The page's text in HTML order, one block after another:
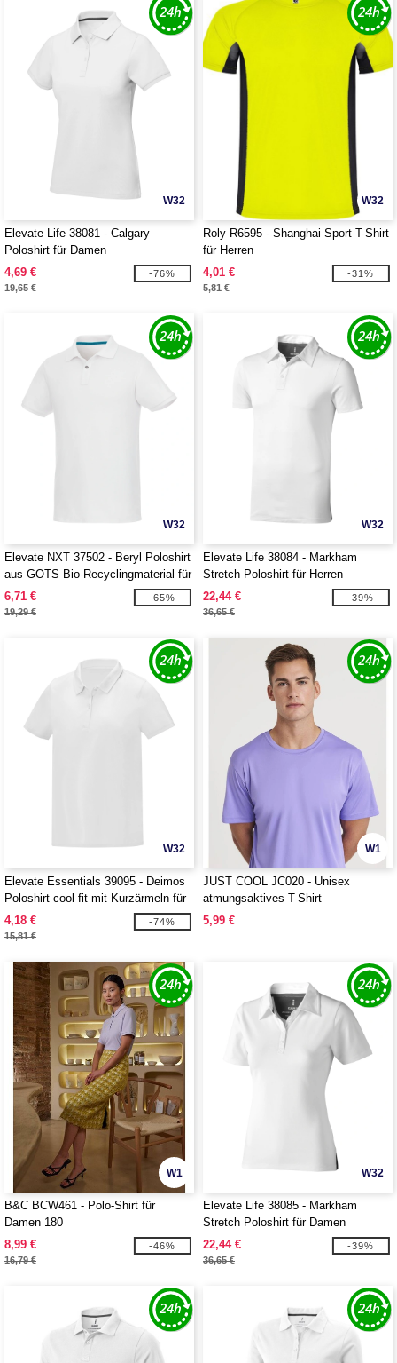
W32
Elevate Life 38081 - Calgary
Poloshirt für Damen
4,69 €
19,65 €
-76%
W32
Roly R6595 - Shanghai Sport T-Shirt
für Herren
4,01 €
5,81 €
-31%
W32
Elevate NXT 37502 - Beryl Poloshirt
aus GOTS Bio-Recyclingmaterial für
Herren
6,71 €
19,29 €
-65%
W32
Elevate Life 38084 - Markham
Stretch Poloshirt für Herren
22,44 €
36,65 €
-39%
W32
Elevate Essentials 39095 - Deimos
Poloshirt cool fit mit Kurzärmeln für
Damen
4,18 €
15,81 €
-74%
W1
JUST COOL JC020 - Unisex
atmungsaktives T-Shirt
5,99 €
W1
B&C BCW461 - Polo-Shirt für
Damen 180
8,99 €
16,79 €
-46%
W32
Elevate Life 38085 - Markham
Stretch Poloshirt für Damen
22,44 €
36,65 €
-39%